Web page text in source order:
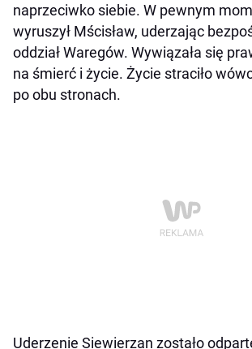
naprzeciwko siebie. W pewnym
wyruszył Mścisław, uderzając
oddział Waregów. Wywiązała się
na śmierć i życie. Życie straciło
po obu stronach.
Uderzenie Siewierzan zostało